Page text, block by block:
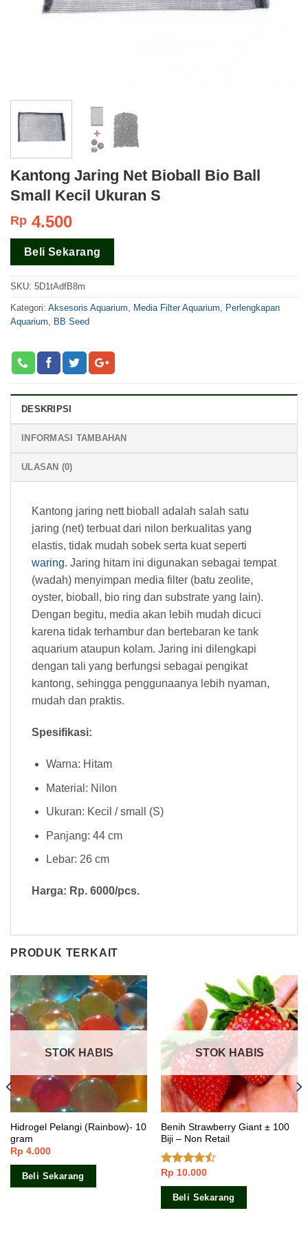
Kantong Jaring Net Bioball Bio Ball
Small Kecil Ukuran S
Rp 4.500
Beli Sekarang
SKU: 5D1tAdfB8m
Kategori: Aksesoris Aquarium, Media Filter Aquarium, Perlengkapan
Aquarium, BB Seed
DESKRIPSI
INFORMASI TAMBAHAN
ULASAN (0)
Kantong jaring nett bioball adalah salah satu
jaring (net) terbuat dari nilon berkualitas yang
elastis, tidak mudah sobek serta kuat seperti
waring. Jaring hitam ini digunakan sebagai tempat
(wadah) menyimpan media filter (batu zeolite,
oyster, bioball, bio ring dan substrate yang lain).
Dengan begitu, media akan lebih mudah dicuci
karena tidak terhambur dan bertebaran ke tank
aquarium ataupun kolam. Jaring ini dilengkapi
dengan tali yang berfungsi sebagai pengikat
kantong, sehingga penggunaanya lebih nyaman,
mudah dan praktis.
Spesifikasi:
Warna: Hitam
Material: Nilon
Ukuran: Kecil / small (S)
Panjang: 44 cm
Lebar: 26 cm
Harga: Rp. 6000/pcs.
PRODUK TERKAIT
STOK HABIS
Hidrogel Pelangi (Rainbow)- 10
gram
Rp 4.000
Beli Sekarang
STOK HABIS
Benih Strawberry Giant ± 100
Biji – Non Retail
Dinilai
4.16dari
Rp 10.000
Beli Sekarang